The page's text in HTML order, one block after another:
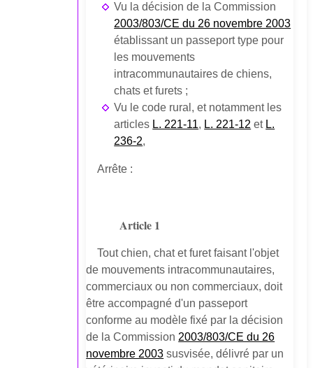
Vu la décision de la Commission
2003/803/CE du 26 novembre 2003
établissant un passeport type pour
les mouvements
intracommunautaires de chiens,
chats et furets ;
Vu le code rural, et notamment les
articles L. 221-11, L. 221-12 et L.
236-2,
Arrête :
Article 1
Tout chien, chat et furet faisant l'objet
de mouvements intracommunautaires,
commerciaux ou non commerciaux, doit
être accompagné d'un passeport
conforme au modèle fixé par la décision
de la Commission 2003/803/CE du 26
novembre 2003 susvisée, délivré par un